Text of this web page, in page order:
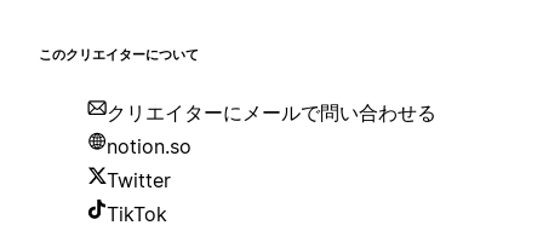
このクリエイターについて
クリエイターにメールで問い合わせる
notion.so
Twitter
TikTok